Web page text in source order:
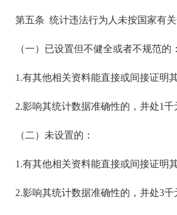
第五条 统计违法行为人未按国家有关
（一）已设置但不健全或者不规范的：
1.有其他相关资料能直接或间接证明其
2.影响其统计数据准确性的，并处1千
（二）未设置的：
1.有其他相关资料能直接或间接证明其
2.影响其统计数据准确性的，并处3千